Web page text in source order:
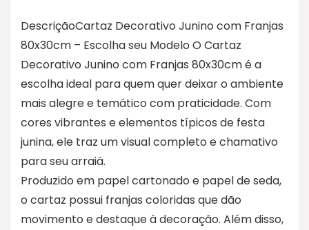
DescriçãoCartaz Decorativo Junino com Franjas
80x30cm – Escolha seu Modelo O Cartaz
Decorativo Junino com Franjas 80x30cm é a
escolha ideal para quem quer deixar o ambiente
mais alegre e temático com praticidade. Com
cores vibrantes e elementos típicos de festa
junina, ele traz um visual completo e chamativo
para seu arraiá.
Produzido em papel cartonado e papel de seda,
o cartaz possui franjas coloridas que dão
movimento e destaque à decoração. Além disso,